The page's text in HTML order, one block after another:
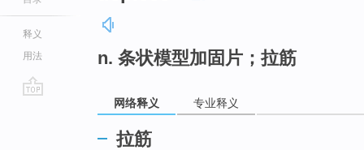
释义
用法
n. 条状模型加固片；拉筋
网络释义 专业释义
拉筋